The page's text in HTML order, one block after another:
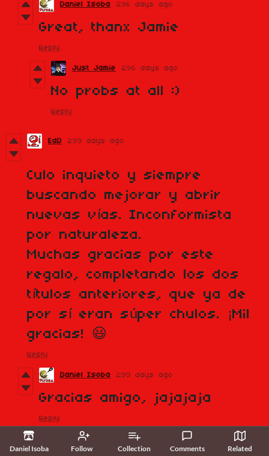
Daniel Isoba Follow Collection Comments Related
Daniel Isoba 296 days ago
Great, thanx Jamie
Reply
Just Jamie 296 days ago
No probs at all :)
Reply
EdD 299 days ago
Culo inquieto y siempre
buscando mejorar y abrir
nuevas vías. Inconformista
por naturaleza.
Muchas gracias por este
regalo, completando los dos
títulos anteriores, que ya de
por sí eran súper chulos. ¡Mil
gracias! 😃
Reply
Daniel Isoba 299 days ago
Gracias amigo, jajajaja
Reply
Ariel Endaraues 300 days ago